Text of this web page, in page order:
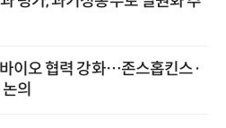
이오 협력 강화…존스홉킨스·
의